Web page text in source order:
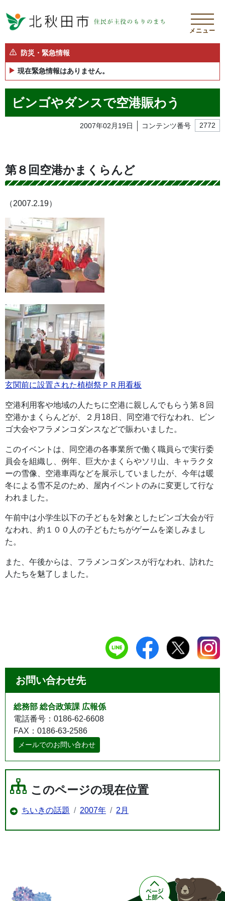
メニュー
防災・緊急情報
現在緊急情報はありません。
ビンゴやダンスで空港賑わう
2007年02月19日 コンテンツ番号 2772
第８回空港かまくらんど
（2007.2.19）
玄関前に設置された植樹祭ＰＲ用看板
空港利用客や地域の人たちに空港に親しんでもらう第８回
空港かまくらんどが、２月18日、同空港で行なわれ、ビン
ゴ大会やフラメンコダンスなどで賑わいました。
このイベントは、同空港の各事業所で働く職員らで実行委
員会を組織し、例年、巨大かまくらやソリ山、キャラクタ
ーの雪像、空港車両などを展示していましたが、今年は暖
冬による雪不足のため、屋内イベントのみに変更して行な
われました。
午前中は小学生以下の子どもを対象としたビンゴ大会が行
なわれ、約１００人の子どもたちがゲームを楽しみまし
た。
また、午後からは、フラメンコダンスが行なわれ、訪れた
人たちを魅了しました。
お問い合わせ先
総務部 総合政策課 広報係
電話番号：0186-62-6608
FAX：0186-63-2586
メールでのお問い合わせ
このページの現在位置
ちいきの話題 2007年 2月